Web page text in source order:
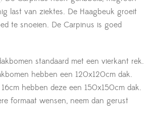
last van ziektes. De Haagbeuk groeit
te snoeien. De Carpinus is goed
standaard met een vierkant rek.
hebben een 120x120cm dak.
hebben deze een 150x150cm dak.
formaat wensen, neem dan gerust